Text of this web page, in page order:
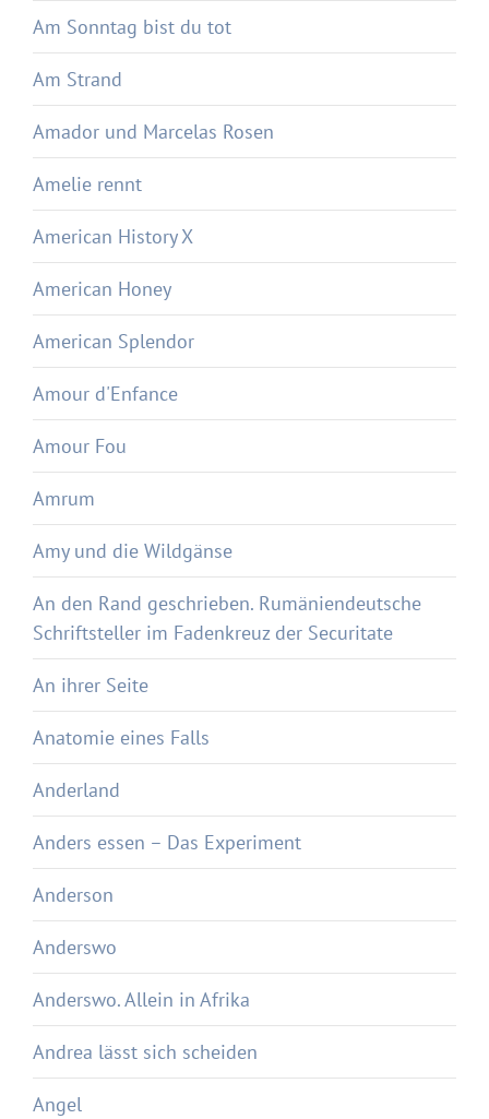
Am Sonntag bist du tot
Am Strand
Amador und Marcelas Rosen
Amelie rennt
American History X
American Honey
American Splendor
Amour d'Enfance
Amour Fou
Amrum
Amy und die Wildgänse
An den Rand geschrieben. Rumäniendeutsche
Schriftsteller im Fadenkreuz der Securitate
An ihrer Seite
Anatomie eines Falls
Anderland
Anders essen – Das Experiment
Anderson
Anderswo
Anderswo. Allein in Afrika
Andrea lässt sich scheiden
Angel